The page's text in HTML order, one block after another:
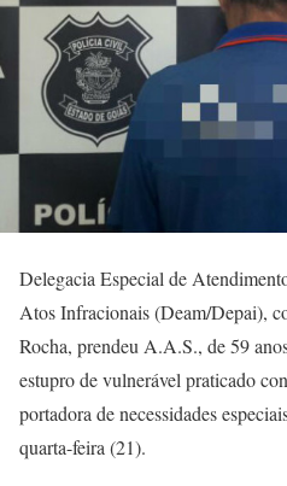
Delegacia Especial de
Atos Infracionais (Deam/Depai),
Rocha, prendeu A.A.S., de 59
estupro de vulnerável praticado
portadora de necessidades
quarta-feira (21).